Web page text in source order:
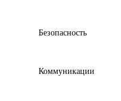
Безопасность
Коммуникации